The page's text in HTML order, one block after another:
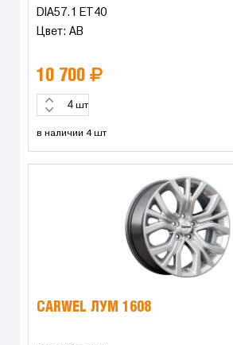
DIA57.1 ET40
Цвет: AB
10 700
шт
в наличии 4 шт
CARWEL ЛУМ 1608